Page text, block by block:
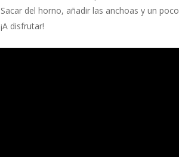
Sacar del horno, añadir las anchoas y un
¡A disfrutar!